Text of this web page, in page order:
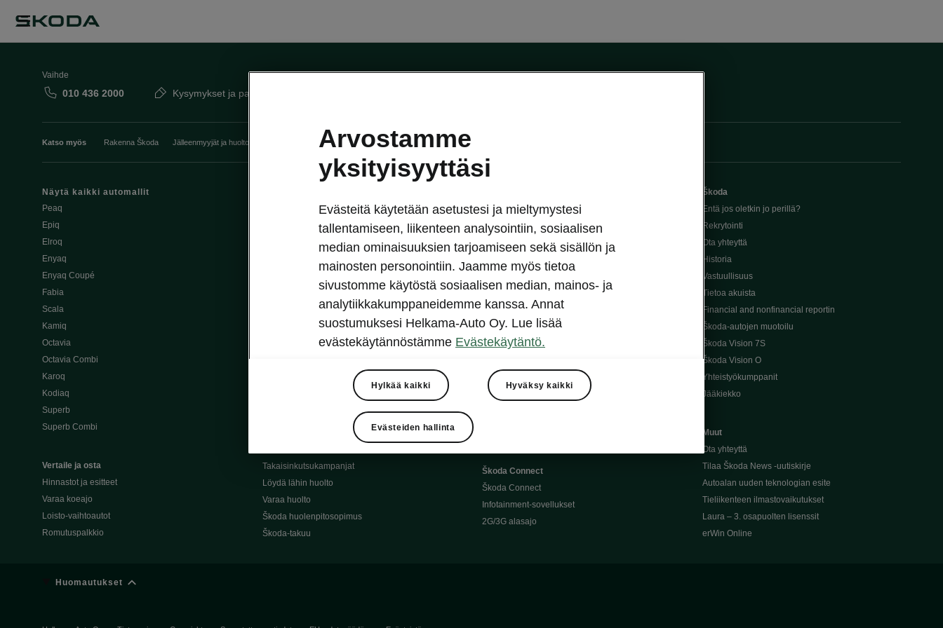
Vaihde
010 436 2000 Kysymykset ja palaute
Katso myös Rakenna Škoda Jälleenmyyjät ja huolto Heti vapaat Škoda-mallit Käyttöohjeet Škoda Shop
Näytä kaikki automallit
Peaq
Epiq
Elroq
Enyaq
Enyaq Coupé
Fabia
Scala
Kamiq
Octavia
Octavia Combi
Karoq
Kodiaq
Superb
Superb Combi
Vertaile ja osta
Hinnastot ja esitteet
Varaa koeajo
Loisto-vaihtoautot
Romutuspalkkio
Osta Škoda verkossa
Škoda Yksityisleasing
Škodan Vakuutus
Škoda 4×4 -mallit
Škoda-katumaasturimallit
Alkuperäiset Škoda-varaosat
Alkuperäiset Škoda-moottoriöljyt
Takaisinkutsukampanjat
Löydä lähin huolto
Varaa huolto
Škoda huolenpitosopimus
Škoda-takuu
Avustinjärjestelmät
Sähköautot ja hybridit
Sähköautot ja hybridit
Ladattavat hybridit
Vinkkejä sähköautoiluun
Ajoakku ja turvallisuus
Ohjelmiston päivitys
Kotilataus
Latauspisteet kartalla
Škoda Connect
Škoda Connect
Infotainment-sovellukset
2G/3G alasajo
Škoda
Entä jos oletkin jo perillä?
Rekrytointi
Ota yhteyttä
Historia
Vastuullisuus
Tietoa akuista
Financial and nonfinancial reportin
Škoda-autojen muotoilu
Škoda Vision 7S
Škoda Vision O
Yhteistyökumppanit
Jääkiekko
Muut
Ota yhteyttä
Tilaa Škoda News -uutiskirje
Autoalan uuden teknologian esite
Tieliikenteen ilmastovaikutukset
Laura – 3. osapuolten lisenssit
erWin Online
Huomautukset
Arvostamme
yksityisyyttäsi
Evästeitä käytetään asetustesi ja mieltymystesi
tallentamiseen, liikenteen analysointiin, sosiaalisen
median ominaisuuksien tarjoamiseen sekä sisällön ja
mainosten personointiin. Jaamme myös tietoa
sivustomme käytöstä sosiaalisen median, mainos- ja
analytiikkakumppaneidemme kanssa. Annat
suostumuksesi Helkama-Auto Oy. Lue lisää
evästekäytännöstämme Evästekäytäntö.
Hylkää kaikki Hyväksy kaikki
Evästeiden hallinta